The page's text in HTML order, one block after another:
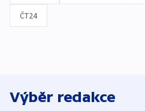
ČT24
Výběr redakce